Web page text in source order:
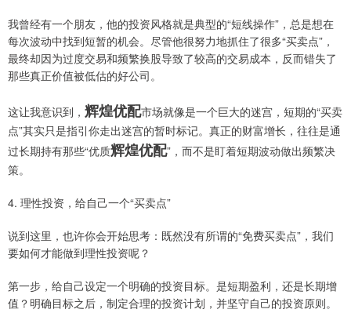
我曾经有一个朋友，他的投资风格就是典型的“短线操作”，总是想在
每次波动中找到短暂的机会。尽管他很努力地抓住了很多“买卖点”，
最终却因为过度交易和频繁换股导致了较高的交易成本，反而错失了
那些真正价值被低估的好公司。
这让我意识到， 辉煌优配市场就像是一个巨大的迷宫，短期的“买卖
点”其实只是指引你走出迷宫的暂时标记。真正的财富增长，往往是通
过长期持有那些“优质辉煌优配”，而不是盯着短期波动做出频繁决
策。
4. 理性投资，给自己一个“买卖点”
说到这里，也许你会开始思考：既然没有所谓的“免费买卖点”，我们
要如何才能做到理性投资呢？
第一步，给自己设定一个明确的投资目标。是短期盈利，还是长期增
值？明确目标之后，制定合理的投资计划，并坚守自己的投资原则。